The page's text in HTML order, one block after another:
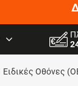
Ειδικές Oθόνες